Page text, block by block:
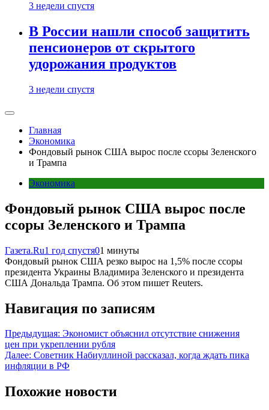
3 недели спустя
В России нашли способ защитить
пенсионеров от скрытого
удорожания продуктов
3 недели спустя
Главная
Экономика
Фондовый рынок США вырос после ссоры Зеленского
и Трампа
Экономика
Фондовый рынок США вырос после
ссоры Зеленского и Трампа
Газета.Ru1 год спустя01 минуты
Фондовый рынок США резко вырос на 1,5% после ссоры
президента Украины Владимира Зеленского и президента
США Дональда Трампа. Об этом пишет Reuters.
Навигация по записям
Предыдущая: Экономист объяснил отсутствие снижения
цен при укреплении рубля
Далее: Советник Набиуллиной рассказал, когда ждать пика
инфляции в РФ
Похожие новости